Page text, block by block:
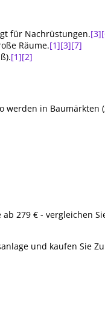
für Nachrüstungen.[3]
Räume.[1][3][7]
[1][2]
werden in Baumärkten
279 € - vergleichen
und kaufen Sie